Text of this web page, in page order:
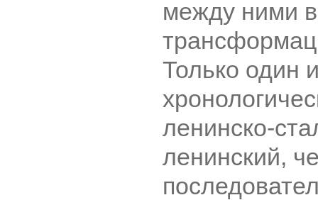
между ними
Только один
ленинско-
ленинский,